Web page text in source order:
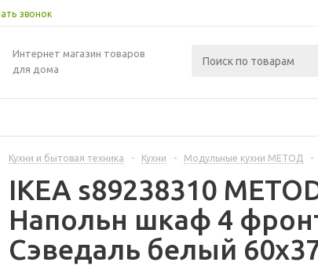
звонок
Интернет магазин товаров
для дома
Кухни и бытовая техника - Кухни - Модульные кухни МЕТОД -
IKEA s89238310
Напольн шкаф 4
Сэведаль белый